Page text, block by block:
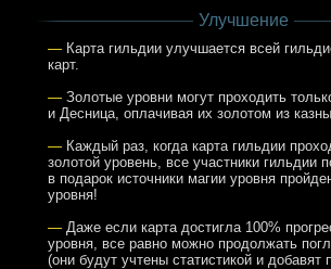
Улучшение
— Карта гильдии улучшается всей
карт.
— Золотые уровни могут проходить
и Десница, оплачивая их золотом из
— Каждый раз, когда карта гильдии
золотой уровень, все участники гильдии
в подарок источники магии уровня
уровня!
— Даже если карта достигла 100%
уровня, все равно можно продолжать
(они будут учтены статистикой и добавят